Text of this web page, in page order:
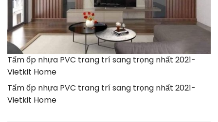
Tấm ốp nhựa PVC trang trí sang trọng nhất 2021-
Vietkit Home
Tấm ốp nhựa PVC trang trí sang trọng nhất 2021-
Vietkit Home